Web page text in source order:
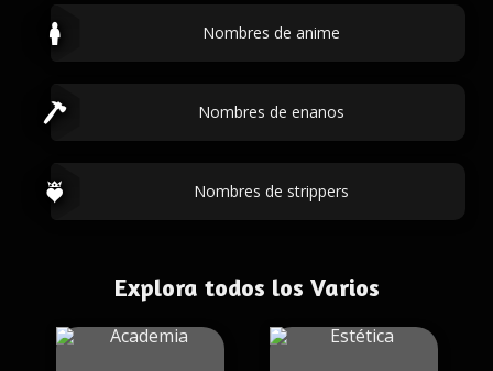
Nombres de anime
Nombres de enanos
Nombres de strippers
Explora todos los Varios